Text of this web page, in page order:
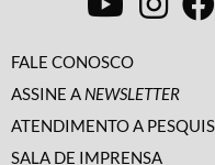
FALE CONOSCO
ASSINE A NEWSLETTER
ATENDIMENTO A
SALA DE IMPRENSA